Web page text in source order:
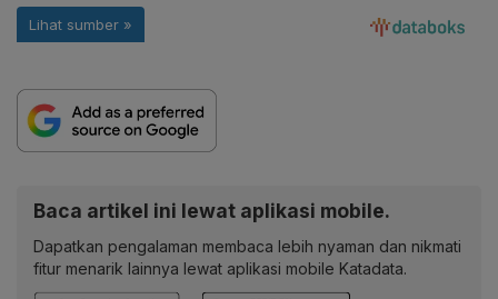
Baca artikel ini lewat aplikasi mobile.
Dapatkan pengalaman membaca lebih nyaman dan nikmati
fitur menarik lainnya lewat aplikasi mobile Katadata.